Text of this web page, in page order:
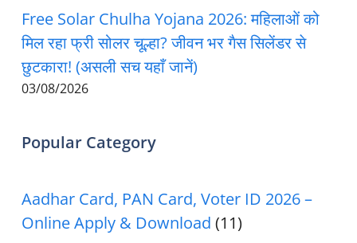
Free Solar Chulha Yojana 2026: महिलाओं को
मिल रहा फ्री सोलर चूल्हा? जीवन भर गैस सिलेंडर से
छुटकारा! (असली सच यहाँ जानें)
03/08/2026
Popular Category
Aadhar Card, PAN Card, Voter ID 2026 –
Online Apply & Download (11)